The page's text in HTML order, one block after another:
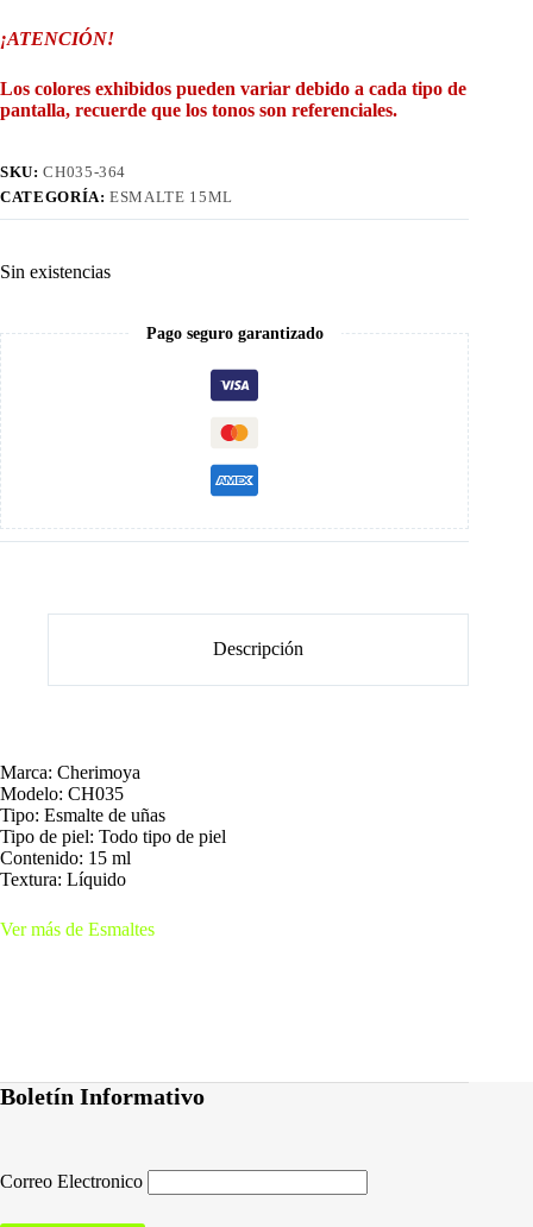
¡ATENCIÓN!
Los colores exhibidos pueden variar debido a cada tipo de
pantalla, recuerde que los tonos son referenciales.
SKU:CH035-364
CATEGORÍA:ESMALTE 15ML
Sin existencias
Pago seguro garantizado
Descripción
Marca: Cherimoya
Modelo: CH035
Tipo: Esmalte de uñas
Tipo de piel: Todo tipo de piel
Contenido: 15 ml
Textura: Líquido
Ver más de Esmaltes
Boletín Informativo
Correo Electronico